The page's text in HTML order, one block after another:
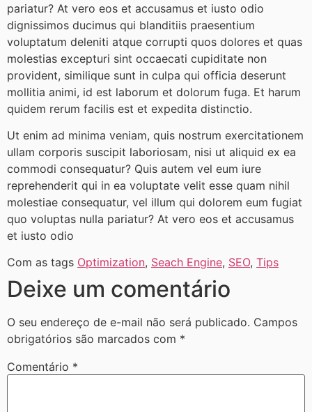
pariatur? At vero eos et accusamus et iusto odio
dignissimos ducimus qui blanditiis praesentium
voluptatum deleniti atque corrupti quos dolores et quas
molestias excepturi sint occaecati cupiditate non
provident, similique sunt in culpa qui officia deserunt
mollitia animi, id est laborum et dolorum fuga. Et harum
quidem rerum facilis est et expedita distinctio.
Ut enim ad minima veniam, quis nostrum exercitationem
ullam corporis suscipit laboriosam, nisi ut aliquid ex ea
commodi consequatur? Quis autem vel eum iure
reprehenderit qui in ea voluptate velit esse quam nihil
molestiae consequatur, vel illum qui dolorem eum fugiat
quo voluptas nulla pariatur? At vero eos et accusamus
et iusto odio
Com as tags Optimization, Seach Engine, SEO, Tips
Deixe um comentário
O seu endereço de e-mail não será publicado. Campos
obrigatórios são marcados com *
Comentário *